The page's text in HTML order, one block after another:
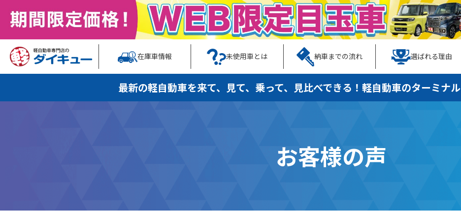
在庫車情報 未使用車とは 納車までの流れ 選ばれる理由
最新の軽自動車を来て、見て、乗って、見比べできる！ 軽自動車のターミナル
お客様の声